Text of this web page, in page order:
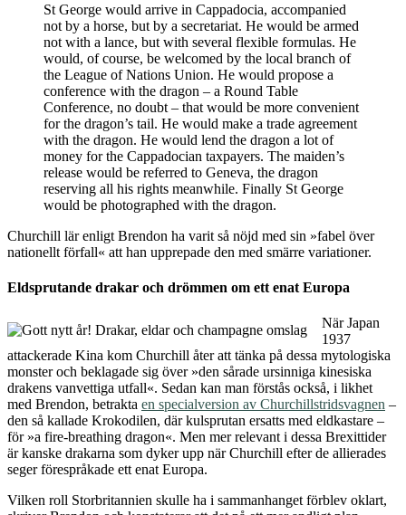
St George would arrive in Cappadocia, accompanied
not by a horse, but by a secretariat. He would be armed
not with a lance, but with several flexible formulas. He
would, of course, be welcomed by the local branch of
the League of Nations Union. He would propose a
conference with the dragon – a Round Table
Conference, no doubt – that would be more convenient
for the dragon’s tail. He would make a trade agreement
with the dragon. He would lend the dragon a lot of
money for the Cappadocian taxpayers. The maiden’s
release would be referred to Geneva, the dragon
reserving all his rights meanwhile. Finally St George
would be photographed with the dragon.
Churchill lär enligt Brendon ha varit så nöjd med sin »fabel över
nationellt förfall« att han upprepade den med smärre variationer.
Eldsprutande drakar och drömmen om ett enat Europa
När Japan
1937
attackerade Kina kom Churchill åter att tänka på dessa mytologiska
monster och beklagade sig över »den sårade ursinniga kinesiska
drakens vanvettiga utfall«. Sedan kan man förstås också, i likhet
med Brendon, betrakta en specialversion av Churchillstridsvagnen –
den så kallade Krokodilen, där kulsprutan ersatts med eldkastare –
för »a fire-breathing dragon«. Men mer relevant i dessa Brexittider
är kanske drakarna som dyker upp när Churchill efter de allierades
seger förespråkade ett enat Europa.
Vilken roll Storbritannien skulle ha i sammanhanget förblev oklart,